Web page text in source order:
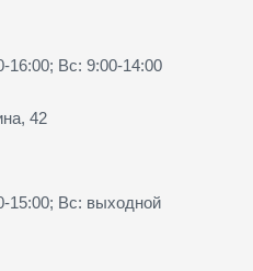
16:00; Вс: 9:00-14:00
42
15:00; Вс: выходной